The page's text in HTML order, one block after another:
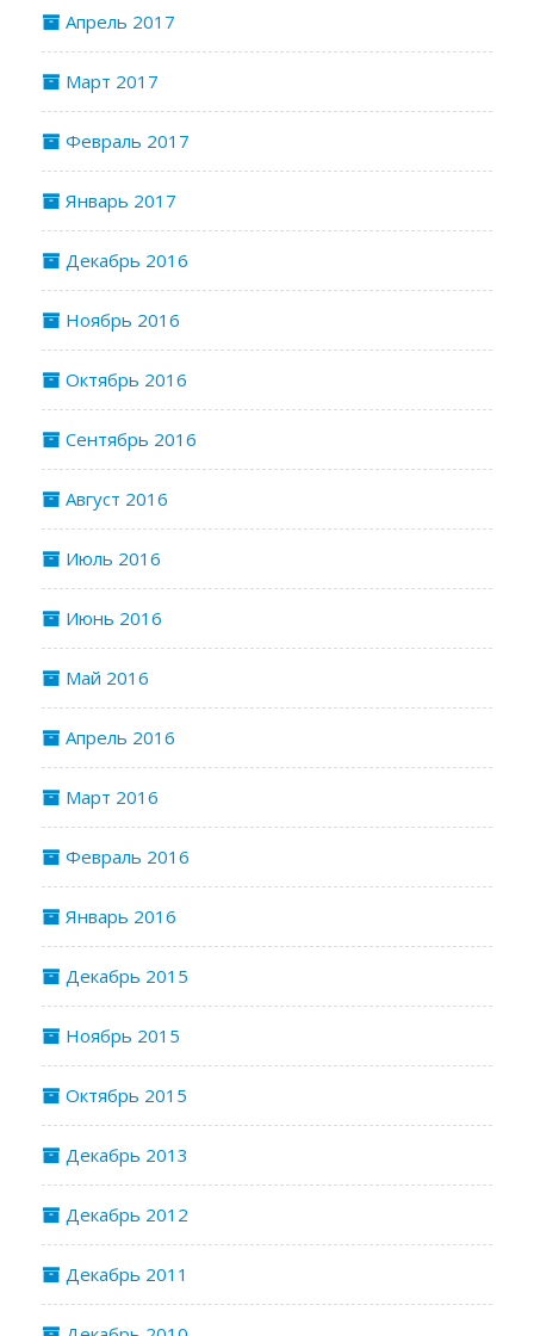
Апрель 2017
Март 2017
Февраль 2017
Январь 2017
Декабрь 2016
Ноябрь 2016
Октябрь 2016
Сентябрь 2016
Август 2016
Июль 2016
Июнь 2016
Май 2016
Апрель 2016
Март 2016
Февраль 2016
Январь 2016
Декабрь 2015
Ноябрь 2015
Октябрь 2015
Декабрь 2013
Декабрь 2012
Декабрь 2011